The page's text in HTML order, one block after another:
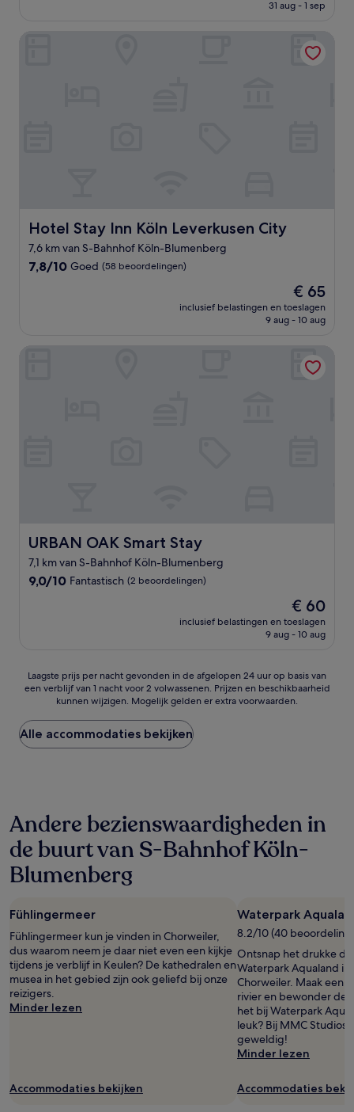
beoordelingen)
31 aug - 1 sep
Hotel Stay Inn Köln Leverkusen City
Hotel Stay Inn Köln Leverkusen City
7,6 km van S-Bahnhof Köln-Blumenberg
7.8
7,8/10 Goed (58 beoordelingen)
De
prijs
is
€ 65
inclusief belastingen en toeslagen
9 aug - 10 aug
URBAN OAK Smart Stay
URBAN OAK Smart Stay
7,1 km van S-Bahnhof Köln-Blumenberg
9.0
9,0/10 Fantastisch (2 beoordelingen)
De
prijs
is
€ 60
inclusief belastingen en toeslagen
9 aug - 10 aug
Laagste
prijs
nacht
gevonden
in
op
basis
van
een
verblijf
nacht
voor
2
volwassenen.
Prijzen
en
beschikbaarheid
kunnen
extra
Laagste prijs per nacht gevonden in de afgelopen 24 uur op basis van
een verblijf van 1 nacht voor 2 volwassenen. Prijzen en beschikbaarheid
kunnen wijzigen. Mogelijk gelden er extra voorwaarden.
Alle accommodaties bekijken
Andere bezienswaardigheden in
de buurt van S-Bahnhof Köln-
Blumenberg
Fühlingermeer
Fühlingermeer kun je vinden in Chorweiler,
dus waarom neem je daar niet even een kijkje
tijdens je verblijf in Keulen? De kathedralen en
musea in het gebied zijn ook geliefd bij onze
reizigers.
Minder lezen
Accommodaties bekijken
Waterpark
8.2/10 (40
Ontsnap het drukke
Waterpark Aqualand in
Chorweiler. Maak een
rivier en bewonder de
het bij Waterpark
leuk? Bij MMC Studios
geweldig!
Minder lezen
Accommodaties